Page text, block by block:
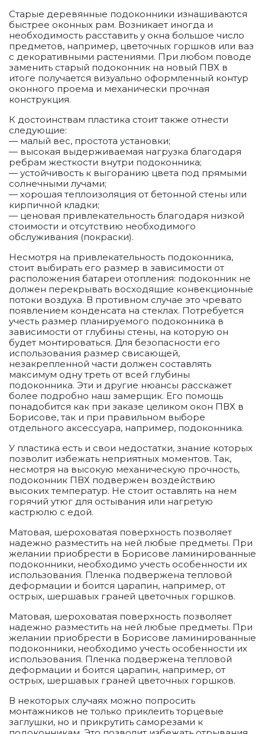
Старые деревянные подоконники изнашиваются
быстрее оконных рам. Возникает иногда и
необходимость расставить у окна большое число
предметов, например, цветочных горшков или ваз
с декоративными растениями. При любом поводе
заменить старый подоконник на новый ПВХ в
итоге получается визуально оформленный контур
оконного проема и механически прочная
конструкция.
К достоинствам пластика стоит также отнести
следующие:
— малый вес, простота установки;
— высокая выдерживаемая нагрузка благодаря
ребрам жесткости внутри подоконника;
— устойчивость к выгоранию цвета под прямыми
солнечными лучами;
— хорошая теплоизоляция от бетонной стены или
кирпичной кладки;
— ценовая привлекательность благодаря низкой
стоимости и отсутствию необходимого
обслуживания (покраски).
Несмотря на привлекательность подоконника,
стоит выбирать его размер в зависимости от
расположения батареи отопления: подоконник не
должен перекрывать восходящие конвекционные
потоки воздуха. В противном случае это чревато
появлением конденсата на стеклах. Потребуется
учесть размер планируемого подоконника в
зависимости от глубины стены, на которую он
будет монтироваться. Для безопасности его
использования размер свисающей,
незакрепленной части должен составлять
максимум одну треть от всей глубины
подоконника. Эти и другие нюансы расскажет
более подробно наш замерщик. Его помощь
понадобится как при заказе целиком окон ПВХ в
Борисове, так и при правильном выборе
отдельного аксессуара, например, подоконника.
У пластика есть и свои недостатки, знание которых
позволит избежать неприятных моментов. Так,
несмотря на высокую механическую прочность,
подоконник ПВХ подвержен воздействию
высоких температур. Не стоит оставлять на нем
горячий утюг для остывания или нагретую
кастрюлю с едой.
Матовая, шероховатая поверхность позволяет
надежно разместить на ней любые предметы. При
желании приобрести в Борисове ламинированные
подоконники, необходимо учесть особенности их
использования. Пленка подвержена тепловой
деформации и боится царапин, например, от
острых, шершавых граней цветочных горшков.
Матовая, шероховатая поверхность позволяет
надежно разместить на ней любые предметы. При
желании приобрести в Борисове ламинированные
подоконники, необходимо учесть особенности их
использования. Пленка подвержена тепловой
деформации и боится царапин, например, от
острых, шершавых граней цветочных горшков.
В некоторых случаях можно попросить
монтажников не только приклеить торцевые
заглушки, но и прикрутить саморезами к